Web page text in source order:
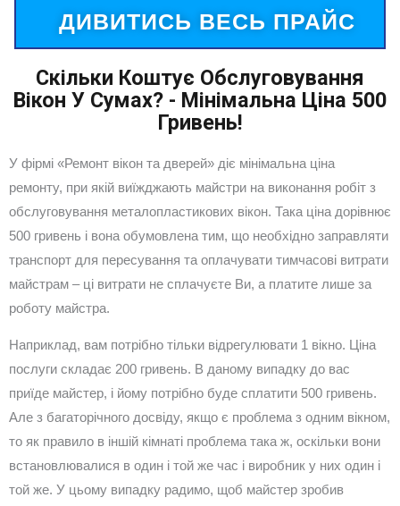
ДИВИТИСЬ ВЕСЬ ПРАЙС
Скільки Коштує Обслуговування
Вікон У Сумах? - Мінімальна Ціна 500
Гривень!
У фірмі «Ремонт вікон та дверей» діє мінімальна ціна
ремонту, при якій виїжджають майстри на виконання робіт з
обслуговування металопластикових вікон. Така ціна дорівнює
500 гривень і вона обумовлена тим, що необхідно заправляти
транспорт для пересування та оплачувати тимчасові витрати
майстрам – ці витрати не сплачуєте Ви, а платите лише за
роботу майстра.
Наприклад, вам потрібно тільки відрегулювати 1 вікно. Ціна
послуги складає 200 гривень. В даному випадку до вас
приїде майстер, і йому потрібно буде сплатити 500 гривень.
Але з багаторічного досвіду, якщо є проблема з одним вікном,
то як правило в іншій кімнаті проблема така ж, оскільки вони
встановлювалися в один і той же час і виробник у них один і
той же. У цьому випадку радимо, щоб майстер зробив